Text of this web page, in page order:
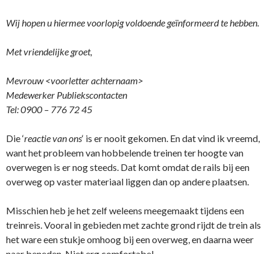
Wij hopen u hiermee voorlopig voldoende geïnformeerd te hebben.
Met vriendelijke groet,
Mevrouw <voorletter achternaam>
Medewerker Publiekscontacten
Tel: 0900 – 776 72 45
Die ‘reactie van ons‘ is er nooit gekomen. En dat vind ik vreemd,
want het probleem van hobbelende treinen ter hoogte van
overwegen is er nog steeds. Dat komt omdat de rails bij een
overweg op vaster materiaal liggen dan op andere plaatsen.
Misschien heb je het zelf weleens meegemaakt tijdens een
treinreis. Vooral in gebieden met zachte grond rijdt de trein als
het ware een stukje omhoog bij een overweg, en daarna weer